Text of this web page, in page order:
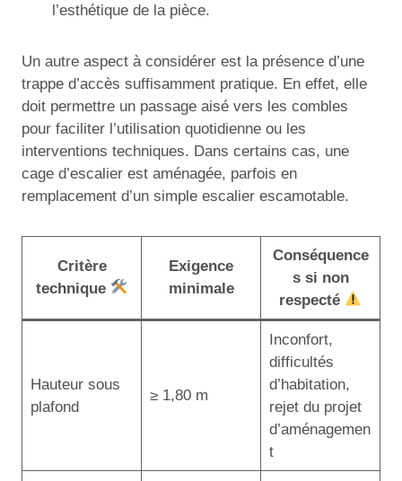
l’esthétique de la pièce.
Un autre aspect à considérer est la présence d’une
trappe d’accès suffisamment pratique. En effet, elle
doit permettre un passage aisé vers les combles
pour faciliter l’utilisation quotidienne ou les
interventions techniques. Dans certains cas, une
cage d’escalier est aménagée, parfois en
remplacement d’un simple escalier escamotable.
Critère
technique
Exigence
minimale
Conséquence
s si non
respecté
Hauteur sous
plafond
≥ 1,80 m
Inconfort,
difficultés
d’habitation,
rejet du projet
d’aménagemen
t